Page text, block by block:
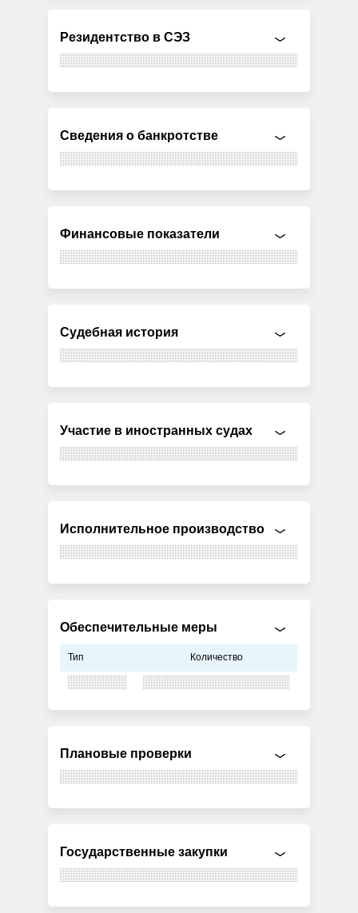
Резидентство в СЭЗ
Сведения о банкротстве
Финансовые показатели
Судебная история
Участие в иностранных судах
Исполнительное производство
Обеспечительные меры
Тип Количество
Плановые проверки
Государственные закупки